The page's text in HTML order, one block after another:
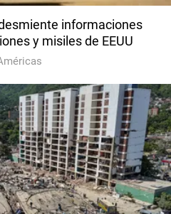
informaciones
y misiles de EEUU